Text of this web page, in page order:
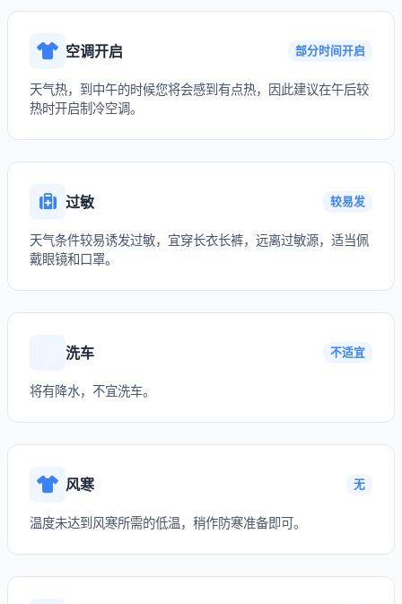
空调开启 部分时间开启
天气热，到中午的时候您将会感到有点热，因此建议在午后较
热时开启制冷空调。
过敏 较易发
天气条件较易诱发过敏，宜穿长衣长裤，远离过敏源，适当佩
戴眼镜和口罩。
洗车 不适宜
将有降水，不宜洗车。
风寒 无
温度未达到风寒所需的低温，稍作防寒准备即可。